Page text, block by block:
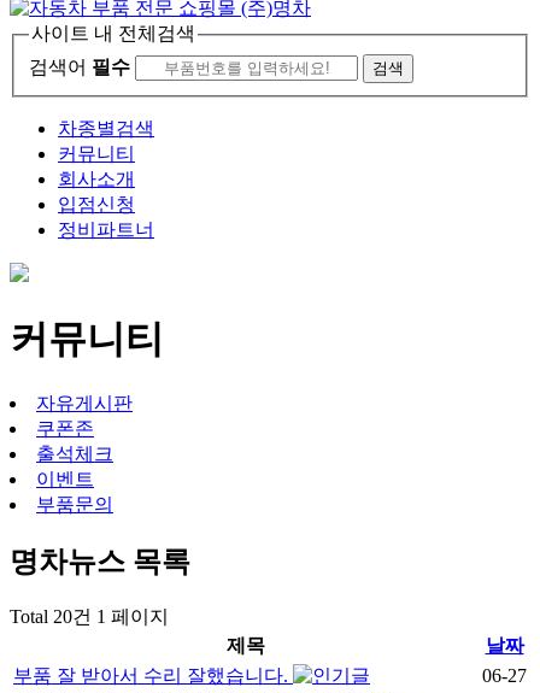
사이트 내 전체검색
검색어 필수
차종별검색
커뮤니티
회사소개
입점신청
정비파트너
커뮤니티
자유게시판
쿠폰존
출석체크
이벤트
부품문의
명차뉴스 목록
Total 20건 1 페이지
제목
날짜
부품 잘 받아서 수리 잘했습니다.
06-27